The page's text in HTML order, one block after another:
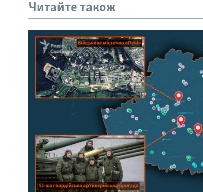
Читайте також